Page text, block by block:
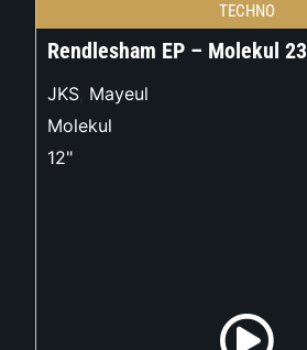
TECHNO
Rendlesham EP – Molekul 23
JKS, Mayeul
Molekul
12"